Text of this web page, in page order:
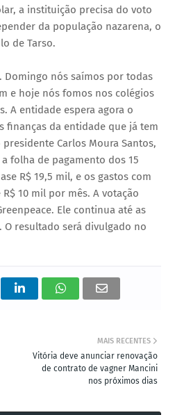
a instituição precisa do voto
da população nazarena, o
de Tarso.
Domingo nós saímos por todas
e hoje nós fomos nos colégios
A entidade espera agora o
finanças da entidade que já tem
Carlos Moura Santos,
folha de pagamento dos 15
R$ 19,5 mil, e os gastos com
10 mil por mês. A votação
Ele continua até as
O resultado será divulgado no
MAIS RECENTES
Vitória deve anunciar renovação
de contrato de vagner Mancini
nos próximos dias